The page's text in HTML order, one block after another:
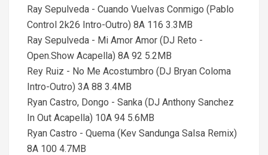
Ray Sepulveda - Cuando Vuelvas Conmigo (Pablo
Control 2k26 Intro-Outro) 8A 116 3.3MB
Ray Sepulveda - Mi Amor Amor (DJ Reto -
Open.Show Acapella) 8A 92 5.2MB
Rey Ruiz - No Me Acostumbro (DJ Bryan Coloma
Intro-Outro) 3A 88 3.4MB
Ryan Castro, Dongo - Sanka (DJ Anthony Sanchez
In Out Acapella) 10A 94 5.6MB
Ryan Castro - Quema (Kev Sandunga Salsa Remix)
8A 100 4.7MB